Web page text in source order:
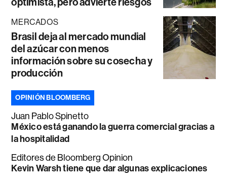
MERCADOS
Brasil deja al mercado mundial
del azúcar con menos
información sobre su cosecha y
producción
OPINIÓN BLOOMBERG
Juan Pablo Spinetto
México está ganando la guerra comercial gracias a
la hospitalidad
Editores de Bloomberg Opinion
Kevin Warsh tiene que dar algunas explicaciones